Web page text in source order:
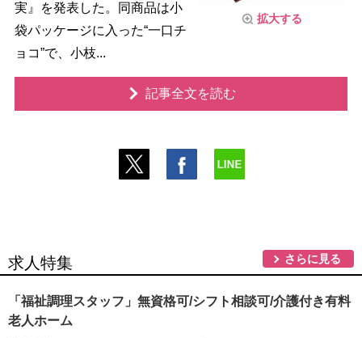
拡大する
実』を発表した。同商品は小
袋パッケージに入った“一口チ
ョコ”で、小枝...
記事全文を読む
求人特集 さらに見る
「福祉調理スタッフ」無資格可/シフト相談可/介護付き有料
老人ホーム